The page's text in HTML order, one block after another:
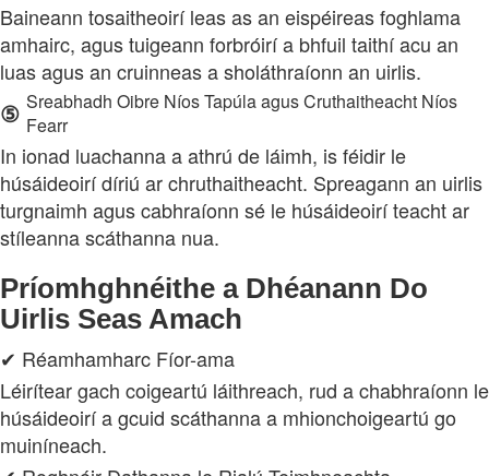
Baineann tosaitheoirí leas as an eispéireas foghlama
amhairc, agus tuigeann forbróirí a bhfuil taithí acu an
luas agus an cruinneas a sholáthraíonn an uirlis.
⑤ Sreabhadh Oibre Níos Tapúla agus Cruthaitheacht Níos
Fearr
In ionad luachanna a athrú de láimh, is féidir le
húsáideoirí díriú ar chruthaitheacht. Spreagann an uirlis
turgnaimh agus cabhraíonn sé le húsáideoirí teacht ar
stíleanna scáthanna nua.
Príomhghnéithe a Dhéanann Do
Uirlis Seas Amach
✔ Réamhamharc Fíor-ama
Léirítear gach coigeartú láithreach, rud a chabhraíonn le
húsáideoirí a gcuid scáthanna a mhionchoigeartú go
muiníneach.